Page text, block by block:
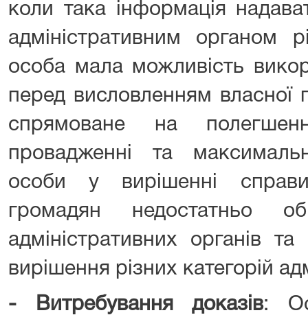
коли така інформація
адміністративним органом
особа мала можливість
перед висловленням власної
спрямоване на
провадженні та
особи у вирішенні
громадян недостатньо
адміністративних органів
вирішення різних категорій
-
Витребування доказів: